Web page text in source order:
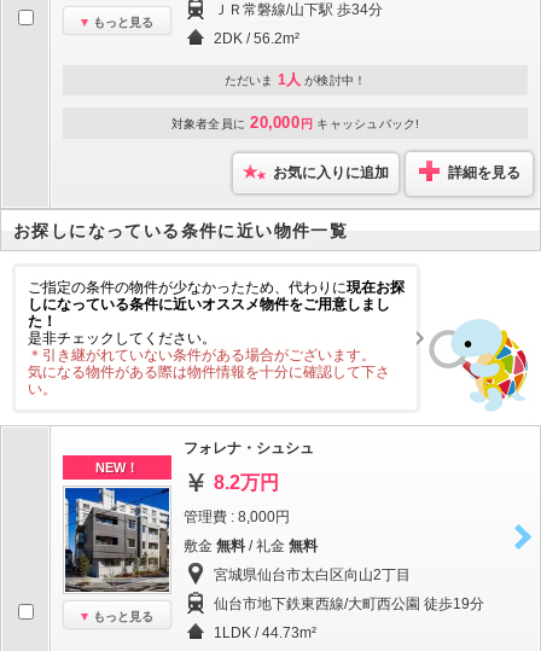
もっと見る
ＪＲ常磐線/山下駅 歩34分
2DK / 56.2m²
ただいま 1人 が検討中！
対象者全員に 20,000 円 キャッシュバック!
お気に入りに追加 詳細を見る
お探しになっている条件に近い物件一覧
ご指定の条件の物件が少なかったため、代わりに現在お探
しになっている条件に近いオススメ物件をご用意しまし
た！
是非チェックしてください。
＊引き継がれていない条件がある場合がございます。
気になる物件がある際は物件情報を十分に確認して下さ
い。
NEW！
もっと見る
フォレナ・シュシュ
8.2万円
管理費 : 8,000円
敷金 無料 / 礼金 無料
宮城県仙台市太白区向山2丁目
仙台市地下鉄東西線/大町西公園 徒歩19分
1LDK / 44.73m²